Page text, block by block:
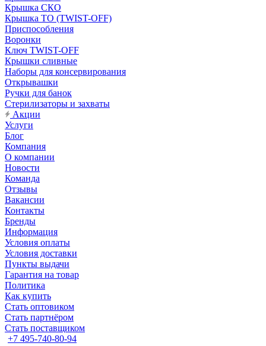
Крышка СКО
Крышка ТО (TWIST-OFF)
Приспособления
Воронки
Ключ TWIST-OFF
Крышки сливные
Наборы для консервирования
Открывашки
Ручки для банок
Стерилизаторы и захваты
Акции
Услуги
Блог
Компания
О компании
Новости
Команда
Отзывы
Вакансии
Контакты
Бренды
Информация
Условия оплаты
Условия доставки
Пункты выдачи
Гарантия на товар
Политика
Как купить
Стать оптовиком
Стать партнёром
Стать поставщиком
+7 495-740-80-94